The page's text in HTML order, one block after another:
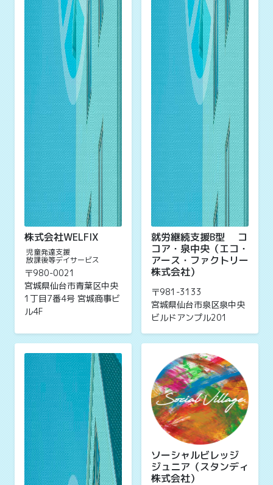
株式会社WELFIX
児童発達支援
放課後等デイサービス
〒980-0021
宮城県仙台市青葉区中央
1丁目7番4号 宮城商事ビ
ル4F
就労継続支援B型 コ
コア・泉中央（エコ・
アース・ファクトリー
株式会社）
〒981-3133
宮城県仙台市泉区泉中央
ビルドアンプル201
ソーシャルビレッジ
ジュニア（スタンディ
株式会社）